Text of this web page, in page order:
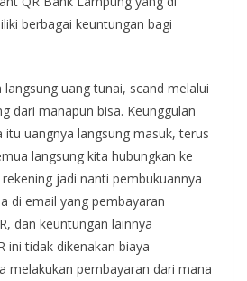
berbagai keuntungan bagi
langsung uang tunai, scand melalui
dari manapun bisa. Keunggulan
itu uangnya langsung masuk, terus
langsung kita hubungkan ke
jadi nanti pembukuannya
di email yang pembayaran
dan keuntungan lainnya
ini tidak dikenakan biaya
melakukan pembayaran dari mana